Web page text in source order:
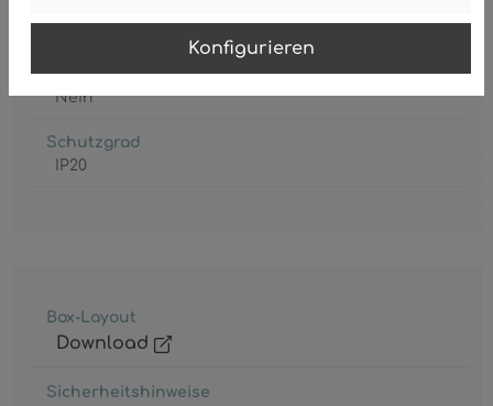
Konfigurieren
Leuchtmittel inkl.
Nein
Schutzgrad
IP20
Box-Layout
Download
Sicherheitshinweise